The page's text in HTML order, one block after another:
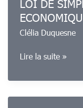
PME,
artisans
et
commerçants
BAISSE
DRASTIQUE
DU
AUX
LOI DE
Clélia Duquesne
LOI
SIMPLIFICATION
DE
Lire la suite »